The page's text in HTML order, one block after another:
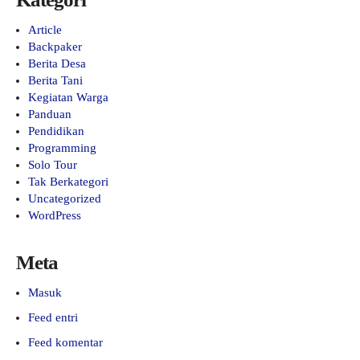
Article
Backpaker
Berita Desa
Berita Tani
Kegiatan Warga
Panduan
Pendidikan
Programming
Solo Tour
Tak Berkategori
Uncategorized
WordPress
Meta
Masuk
Feed entri
Feed komentar